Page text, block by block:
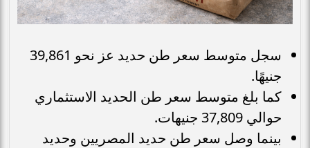
سجل متوسط سعر طن حديد عز نحو 39,861
جنيهًا.
كما بلغ متوسط سعر طن الحديد الاستثماري
حوالي 37,809 جنيهات.
بينما وصل سعر طن حديد المصريين وحديد